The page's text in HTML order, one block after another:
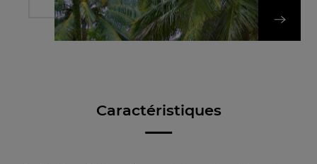
DÉCOUVREZ
Caractéristiques